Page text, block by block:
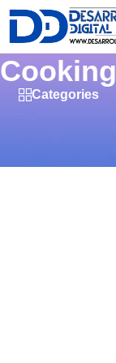
Cooking
Categories